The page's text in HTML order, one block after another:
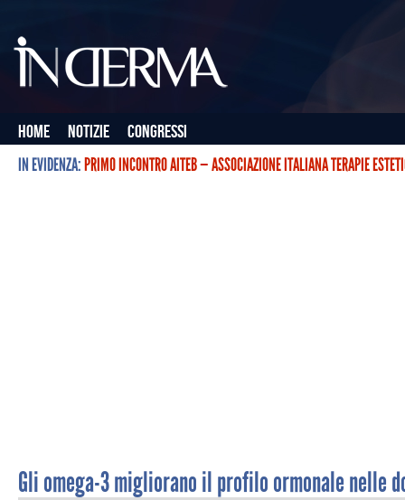
Home Notizie
Congressi
IN EVIDENZA:PRIMO INCONTRO AITEB — ASSOCIAZIONE ITALIANA TERAPIE
Gli omega-3 migliorano il profilo ormonale nelle